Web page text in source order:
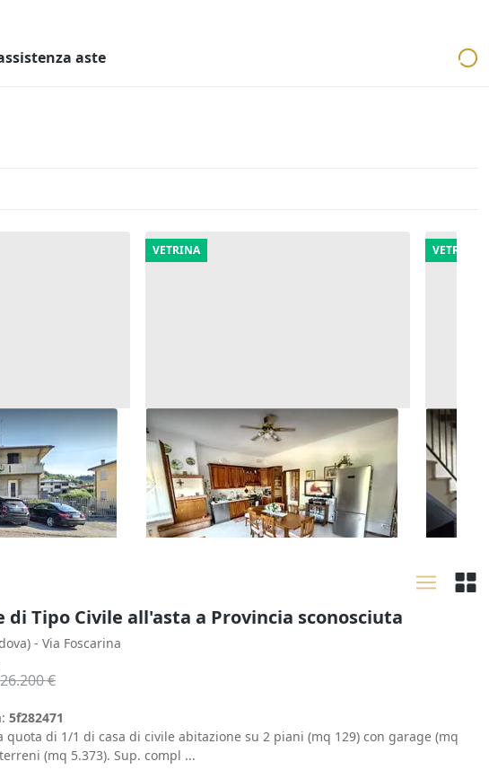
aste
con corte
(Vicenza)
VETRINA
Asta Appartamento al piano
primo (Sub 2)
Zevio (Verona)
157.296 €
29/09/2026
VETRINA
Asta
17/
di Tipo Civile all'asta a Provincia sconosciuta
- Via Foscarina
26.200 €
5f282471
quota di 1/1 di casa di civile abitazione su 2 piani (mq 129) con garage (mq
(mq 5.373). Sup. compl ...